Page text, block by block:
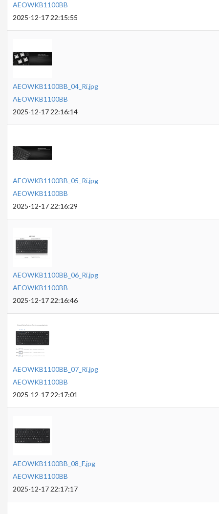
AEOWKB1100BB
2025-12-17 22:15:55
AEOWKB1100BB_04_Ri.jpg
AEOWKB1100BB
2025-12-17 22:16:14
AEOWKB1100BB_05_Ri.jpg
AEOWKB1100BB
2025-12-17 22:16:29
AEOWKB1100BB_06_Ri.jpg
AEOWKB1100BB
2025-12-17 22:16:46
AEOWKB1100BB_07_Ri.jpg
AEOWKB1100BB
2025-12-17 22:17:01
AEOWKB1100BB_08_F.jpg
AEOWKB1100BB
2025-12-17 22:17:17